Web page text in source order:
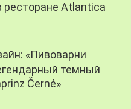
Atlantica
«Пивоварни
темный
Černé»